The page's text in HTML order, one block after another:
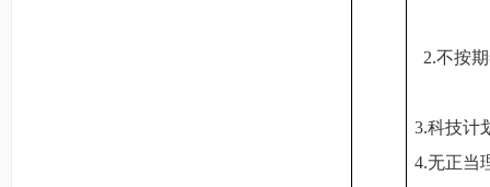
2.不按
3.科技计
4.无正当